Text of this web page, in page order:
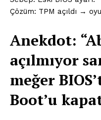
Çözüm: TPM açıldı →
Anekdot:
açılmıyor
meğer
Boot’u